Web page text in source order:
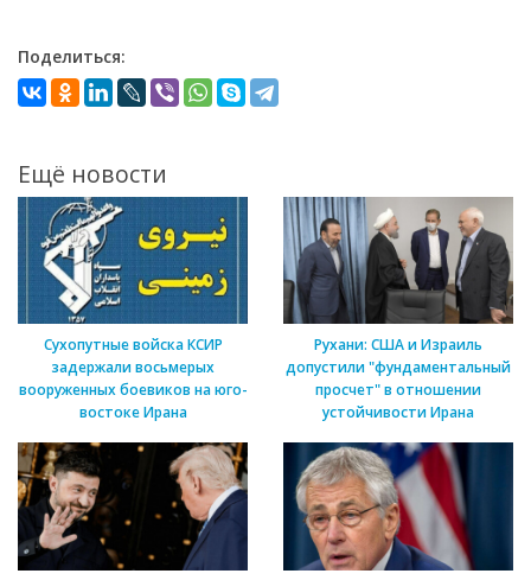
Поделиться:
Ещё новости
Сухопутные войска КСИР
задержали восьмерых
вооруженных боевиков на юго-
востоке Ирана
Рухани: США и Израиль
допустили "фундаментальный
просчет" в отношении
устойчивости Ирана